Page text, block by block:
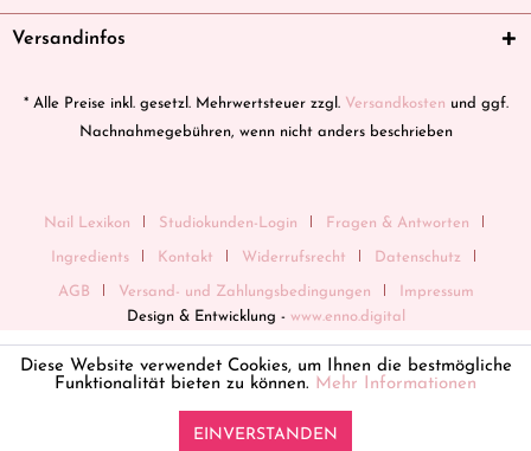
Versandinfos
* Alle Preise inkl. gesetzl. Mehrwertsteuer zzgl. Versandkosten und ggf.
Nachnahmegebühren, wenn nicht anders beschrieben
Nail Lexikon Studiokunden-Login Fragen & Antworten
Ingredients Kontakt Widerrufsrecht Datenschutz
AGB Versand- und Zahlungsbedingungen
Impressum
Design & Entwicklung - www.enno.digital
Diese Website verwendet Cookies, um Ihnen die bestmögliche
Funktionalität bieten zu können. Mehr Informationen
EINVERSTANDEN